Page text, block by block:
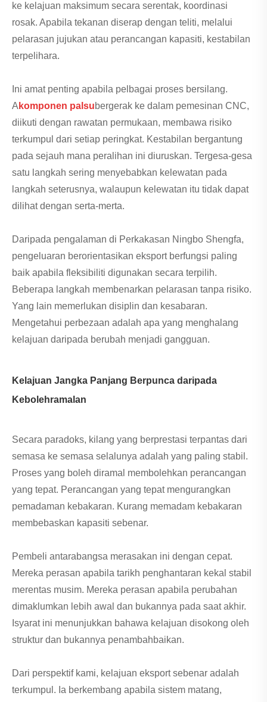
ke kelajuan maksimum secara serentak, koordinasi
rosak. Apabila tekanan diserap dengan teliti, melalui
pelarasan jujukan atau perancangan kapasiti, kestabilan
terpelihara.
Ini amat penting apabila pelbagai proses bersilang.
A komponen palsubergerak ke dalam pemesinan CNC,
diikuti dengan rawatan permukaan, membawa risiko
terkumpul dari setiap peringkat. Kestabilan bergantung
pada sejauh mana peralihan ini diuruskan. Tergesa-gesa
satu langkah sering menyebabkan kelewatan pada
langkah seterusnya, walaupun kelewatan itu tidak dapat
dilihat dengan serta-merta.
Daripada pengalaman di Perkakasan Ningbo Shengfa,
pengeluaran berorientasikan eksport berfungsi paling
baik apabila fleksibiliti digunakan secara terpilih.
Beberapa langkah membenarkan pelarasan tanpa risiko.
Yang lain memerlukan disiplin dan kesabaran.
Mengetahui perbezaan adalah apa yang menghalang
kelajuan daripada berubah menjadi gangguan.
Kelajuan Jangka Panjang Berpunca daripada
Kebolehramalan
Secara paradoks, kilang yang berprestasi terpantas dari
semasa ke semasa selalunya adalah yang paling stabil.
Proses yang boleh diramal membolehkan perancangan
yang tepat. Perancangan yang tepat mengurangkan
pemadaman kebakaran. Kurang memadam kebakaran
membebaskan kapasiti sebenar.
Pembeli antarabangsa merasakan ini dengan cepat.
Mereka perasan apabila tarikh penghantaran kekal stabil
merentas musim. Mereka perasan apabila perubahan
dimaklumkan lebih awal dan bukannya pada saat akhir.
Isyarat ini menunjukkan bahawa kelajuan disokong oleh
struktur dan bukannya penambahbaikan.
Dari perspektif kami, kelajuan eksport sebenar adalah
terkumpul. Ia berkembang apabila sistem matang,